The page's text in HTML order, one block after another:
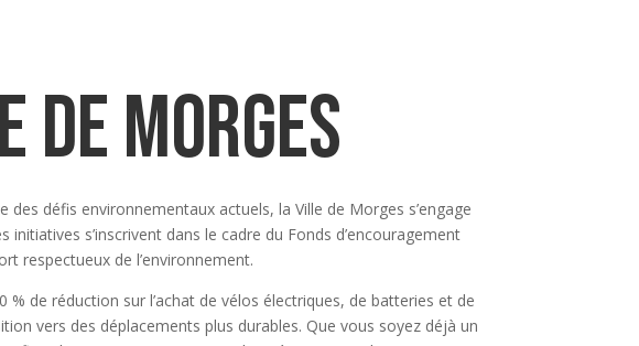
de morges
défis environnementaux actuels, la Ville de Morges s’engage
s’inscrivent dans le cadre du Fonds d’encouragement
respectueux de l’environnement.
de réduction sur l’achat de vélos électriques, de batteries et de
vers des déplacements plus durables. Que vous soyez déjà un